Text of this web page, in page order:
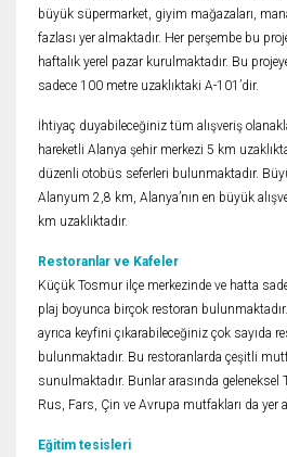
büyük süpermarket, giyim mağazaları,
fazlası yer almaktadır. Her perşembe bu
haftalık yerel pazar kurulmaktadır. Bu
sadece 100 metre uzaklıktaki A-101’dir.
İhtiyaç duyabileceğiniz tüm alışveriş
hareketli Alanya şehir merkezi 5 km
düzenli otobüs seferleri bulunmaktadır.
Alanyum 2,8 km, Alanya’nın en büyük
km uzaklıktadır.
Restoranlar ve Kafeler
Küçük Tosmur ilçe merkezinde ve hatta
plaj boyunca birçok restoran
ayrıca keyfini çıkarabileceğiniz çok sayıda
bulunmaktadır. Bu restoranlarda çeşitli
sunulmaktadır. Bunlar arasında geleneksel
Rus, Fars, Çin ve Avrupa mutfakları da yer
Eğitim tesisleri